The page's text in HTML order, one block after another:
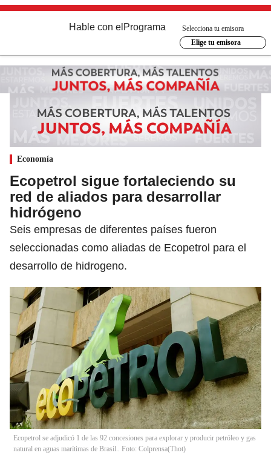
Hable con el Programa
Selecciona tu emisora
Elige tu emisora
Economía
Ecopetrol sigue fortaleciendo su
red de aliados para desarrollar
hidrógeno
Seis empresas de diferentes países fueron
seleccionadas como aliadas de Ecopetrol para el
desarrollo de hidrogeno.
Ecopetrol se adjudicó 1 de las 92 concesiones para explorar y producir petróleo y gas
natural en aguas marítimas de Brasil.. Foto: Colprensa(Thot)